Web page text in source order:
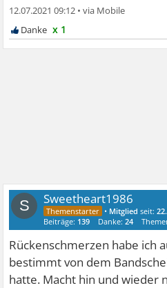
12.07.2021 09:12 •
x 1
S Sweetheart1986
• Mitglied seit:
Beiträge: 139 Danke:24
Rückenschmerzen habe ich
bestimmt von dem
hatte. Macht hin und wieder